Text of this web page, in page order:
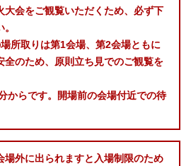
大会をご観覧いただくため、必ず下
所取りは第1会場、第2会場ともに
全のため、原則立ち見でのご観覧を
からです。開場前の会場付近での待
場外に出られますと入場制限のため